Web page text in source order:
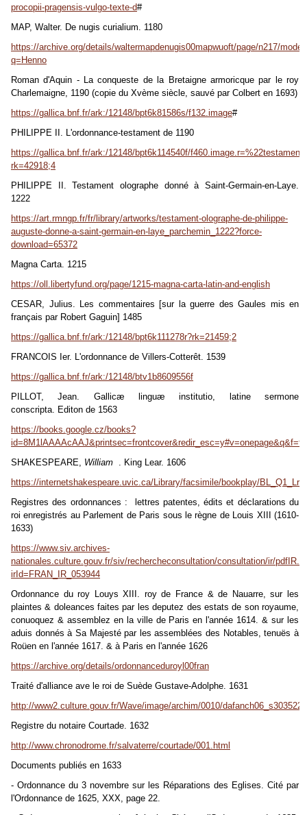
procopii-pragensis-vulgo-texte-d#
MAP, Walter. De nugis curialium. 1180
https://archive.org/details/waltermapdenugis00mapwuoft/page/n217/mode/
q=Henno
Roman d'Aquin - La conqueste de la Bretaigne armoricque par le roy
Charlemaigne, 1190 (copie du Xvème siècle, sauvé par Colbert en 1693)
https://gallica.bnf.fr/ark:/12148/bpt6k81586s/f132.image#
PHILIPPE II. L'ordonnance-testament de 1190
https://gallica.bnf.fr/ark:/12148/bpt6k114540f/
rk=42918;4
PHILIPPE II.Testament olographe donné à Saint-Germain-en-Laye.
1222
https://art.rmngp.fr/fr/library/artworks/testament-olographe-de-philippe-
auguste-donne-a-saint-germain-en-laye_parchemin_1222?force-
download=65372
Magna Carta. 1215
https://oll.libertyfund.org/page/1215-magna-carta-latin-and-english
CESAR, Julius. Les commentaires [sur la guerre des Gaules mis en
français par Robert Gaguin] 1485
https://gallica.bnf.fr/ark:/12148/bpt6k111278r?rk=21459;2
FRANCOIS Ier. L'ordonnance de Villers-Cotterêt. 1539
https://gallica.bnf.fr/ark:/12148/btv1b8609556f
PILLOT, Jean. Gallicæ linguæ institutio, latine sermone
conscripta. Editon de 1563
https://books.google.cz/books?
SHAKESPEARE, William . King Lear. 1606
https://internetshakespeare.uvic.ca/Library/facsimile/bookplay/
Registres des ordonnances : lettres patentes, édits et déclarations du
roi enregistrés au Parlement de Paris sous le règne de Louis XIII (1610-
1633)
https://www.siv.archives-
nationales.culture.gouv.fr/siv/rechercheconsultation/consultation/ir/
irId=FRAN_IR_053944
Ordonnance du roy Louys XIII. roy de France & de Nauarre, sur les
plaintes & doleances faites par les deputez des estats de son royaume,
conuoquez & assemblez en la ville de Paris en l'année 1614. & sur les
aduis donnés à Sa Majesté par les assemblées des Notables, tenuës à
Roüen en l'année 1617. & à Paris en l'année 1626
https://archive.org/details/ordonnanceduroyl00fran
Traité d'alliance ave le roi de Suède Gustave-Adolphe. 1631
http://www2.culture.gouv.fr/Wave/image/archim/0010/
Registre du notaire Courtade. 1632
http://www.chronodrome.fr/salvaterre/courtade/001.html
Documents publiés en 1633
- Ordonnance du 3 novembre sur les Réparations des Eglises. Cité par
l'Ordonnance de 1625, XXX, page 22.